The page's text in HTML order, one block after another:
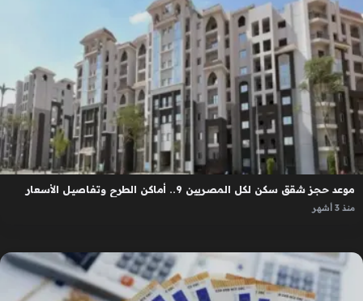
موعد حجز شقق سكن لكل المصريين 9.. أماكن الطرح وتفاصيل الأسعار
منذ 3 أشهر